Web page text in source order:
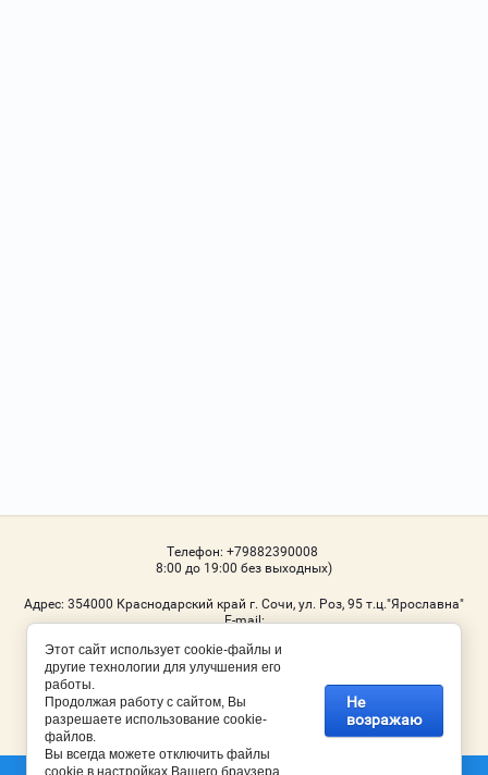
Телефон: +79882390008
8:00 до 19:00 без выходных)
Адрес: 354000 Краснодарский край г. Сочи, ул. Роз, 95 т.ц."Ярославна"
Е-mail:
Мы в соц. сетях
© 2006 - 2026 Торговый дом Ярославна
Этот сайт использует cookie-файлы и
другие технологии для улучшения его
работы.
Продолжая работу с сайтом, Вы
разрешаете использование cookie-
файлов.
Вы всегда можете отключить файлы
cookie в настройках Вашего браузера.
Не
возражаю